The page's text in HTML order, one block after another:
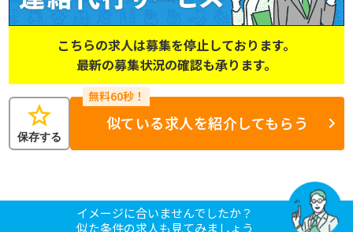
こちらの求人は募集を停止しております。
最新の募集状況の確認も承ります。
star
保存する
似ている求人を紹介してもらう
イメージに合いませんでしたか？
似た条件の求人も見てみましょう